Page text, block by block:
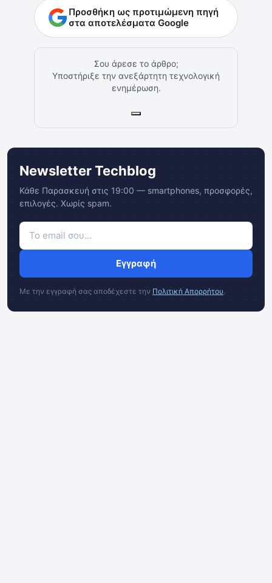
Προσθήκη ως προτιμώμενη πηγή
στα αποτελέσματα Google
Σου άρεσε το άρθρο;
Υποστήριξε την ανεξάρτητη τεχνολογική
ενημέρωση.
Newsletter Techblog
Κάθε Παρασκευή στις 19:00 — smartphones, προσφορές,
επιλογές. Χωρίς spam.
Εγγραφή
Με την εγγραφή σας αποδέχεστε την Πολιτική Απορρήτου.